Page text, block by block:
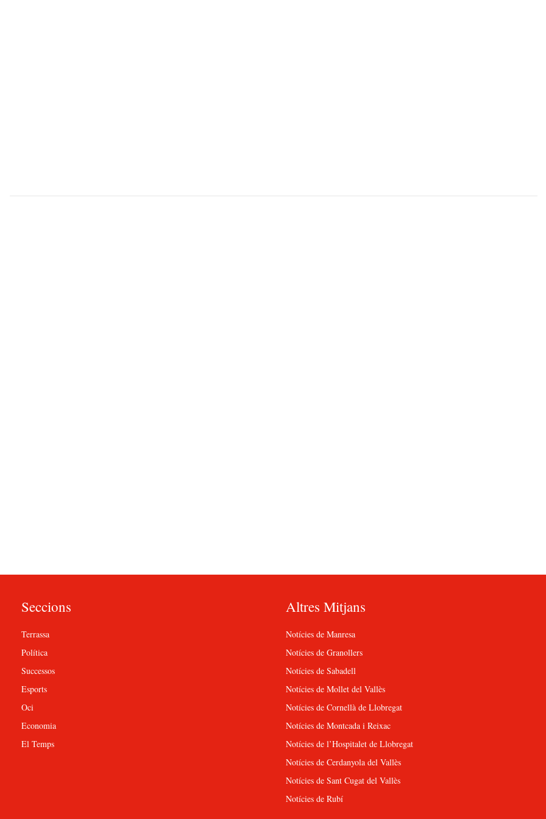
Seccions
Terrassa
Política
Successos
Esports
Oci
Economia
El Temps
Altres Mitjans
Notícies de Manresa
Notícies de Granollers
Notícies de Sabadell
Notícies de Mollet del Vallès
Notícies de Cornellà de Llobregat
Notícies de Montcada i Reixac
Notícies de l’Hospitalet de Llobregat
Notícies de Cerdanyola del Vallès
Notícies de Sant Cugat del Vallès
Notícies de Rubí